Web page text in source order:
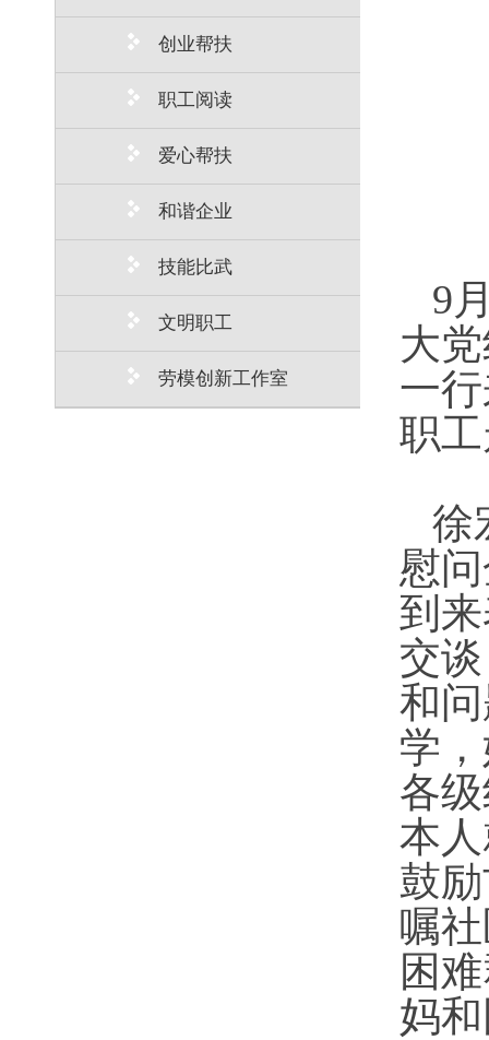
创业帮扶
职工阅读
爱心帮扶
和谐企业
技能比武
文明职工
劳模创新工作室
9
大
一
职
徐
慰
到
交
和
学
各
本
鼓
嘱
困
妈